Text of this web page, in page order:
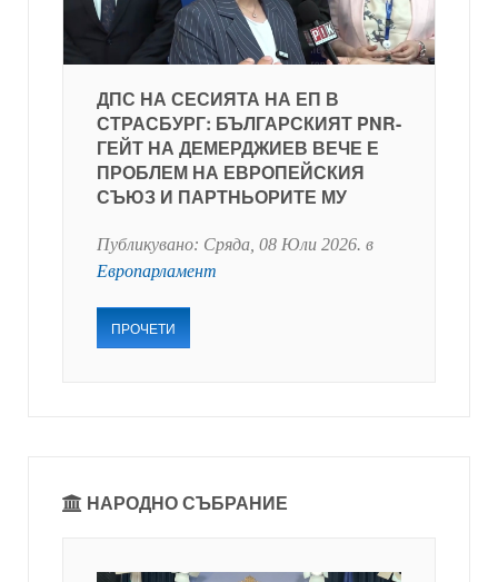
ДПС НА СЕСИЯТА НА ЕП В
СТРАСБУРГ: БЪЛГАРСКИЯТ PNR-
ГЕЙТ НА ДЕМЕРДЖИЕВ ВЕЧЕ Е
ПРОБЛЕМ НА ЕВРОПЕЙСКИЯ
СЪЮЗ И ПАРТНЬОРИТЕ МУ
Публикувано: Сряда, 08 Юли 2026. в
Европарламент
ПРОЧЕТИ
НАРОДНО СЪБРАНИЕ